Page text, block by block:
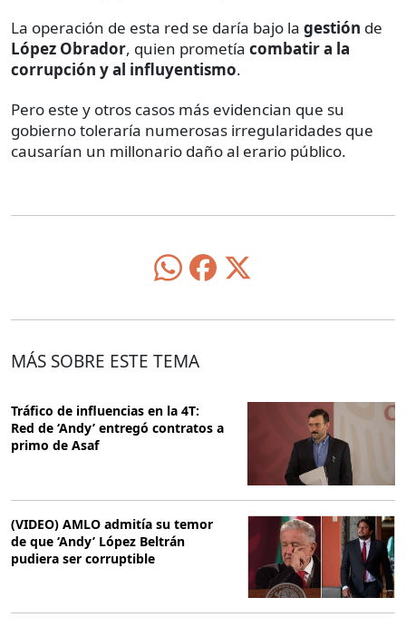
La operación de esta red se daría bajo la gestión de
López Obrador, quien prometía combatir a la
corrupción y al influyentismo.
Pero este y otros casos más evidencian que su
gobierno toleraría numerosas irregularidades que
causarían un millonario daño al erario público.
MÁS SOBRE ESTE TEMA
Tráfico de influencias en la 4T:
Red de ‘Andy’ entregó contratos a
primo de Asaf
(VIDEO) AMLO admitía su temor
de que ‘Andy’ López Beltrán
pudiera ser corruptible